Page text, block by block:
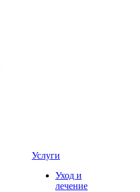
Услуги
Уход и
лечение